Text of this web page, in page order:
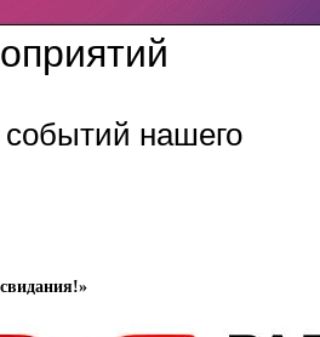
событий нашего